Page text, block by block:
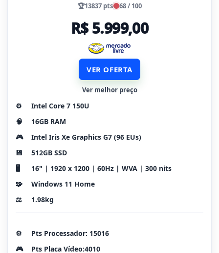
🏆13837 pts 68 / 100
R$ 5.999,00
VER OFERTA
Ver melhor preço
⚙️
Intel Core 7 150U
🧠
16GB RAM
🎮
Intel Iris Xe Graphics G7 (96 EUs)
💾
512GB SSD
🖥️
16" | 1920 x 1200 | 60Hz | WVA | 300 nits
🧩
Windows 11 Home
⚖️
1.98kg
⚙️
Pts Processador: 15016
🎮
Pts Placa Vídeo:4010